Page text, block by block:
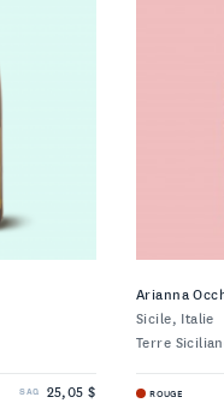
SAQ 25,05 $
Arianna
Sicile, Italie
Terre
ROUGE